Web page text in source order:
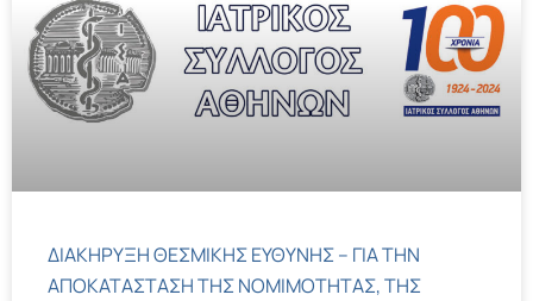
ΔΙΑΚΗΡΥΞΗ ΘΕΣΜΙΚΗΣ ΕΥΘΥΝΗΣ – ΓΙΑ ΤΗΝ
ΑΠΟΚΑΤΑΣΤΑΣΗ ΤΗΣ ΝΟΜΙΜΟΤΗΤΑΣ, ΤΗΣ